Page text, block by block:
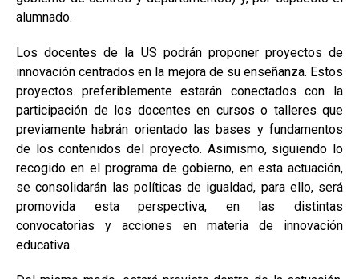
alumnado.
Los docentes de la US podrán proponer proyectos de
innovación centrados en la mejora de su enseñanza. Estos
proyectos preferiblemente estarán conectados con la
participación de los docentes en cursos o talleres que
previamente habrán orientado las bases y fundamentos
de los contenidos del proyecto. Asimismo, siguiendo lo
recogido en el programa de gobierno, en esta actuación,
se consolidarán las políticas de igualdad, para ello, será
promovida esta perspectiva, en las distintas
convocatorias y acciones en materia de innovación
educativa.